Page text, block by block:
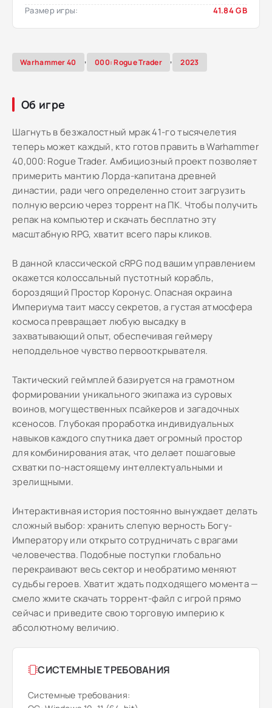
Размер игры:
41.84 GB
Warhammer 40 , 000: Rogue Trader , 2023
Об игре
Шагнуть в безжалостный мрак 41-го тысячелетия
теперь может каждый, кто готов править в Warhammer
40,000: Rogue Trader. Амбициозный проект позволяет
примерить мантию Лорда-капитана древней
династии, ради чего определенно стоит загрузить
полную версию через торрент на ПК. Чтобы получить
репак на компьютер и скачать бесплатно эту
масштабную RPG, хватит всего пары кликов.
В данной классической cRPG под вашим управлением
окажется колоссальный пустотный корабль,
бороздящий Простор Коронус. Опасная окраина
Империума таит массу секретов, а густая атмосфера
космоса превращает любую высадку в
захватывающий опыт, обеспечивая геймеру
неподдельное чувство первооткрывателя.
Тактический геймплей базируется на грамотном
формировании уникального экипажа из суровых
воинов, могущественных псайкеров и загадочных
ксеносов. Глубокая проработка индивидуальных
навыков каждого спутника дает огромный простор
для комбинирования атак, что делает пошаговые
схватки по-настоящему интеллектуальными и
зрелищными.
Интерактивная история постоянно вынуждает делать
сложный выбор: хранить слепую верность Богу-
Императору или открыто сотрудничать с врагами
человечества. Подобные поступки глобально
перекраивают весь сектор и необратимо меняют
судьбы героев. Хватит ждать подходящего момента —
смело жмите скачать торрент-файл с игрой прямо
сейчас и приведите свою торговую империю к
абсолютному величию.
СИСТЕМНЫЕ ТРЕБОВАНИЯ
Системные требования: